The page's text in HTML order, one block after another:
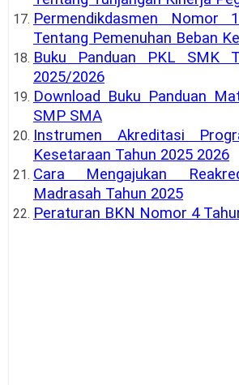
Permendikdasmen Nomor
Tentang Pemenuhan Beban
Buku Panduan PKL SMK
2025/2026
Download Buku Panduan
SMP SMA
Instrumen Akreditasi
Kesetaraan Tahun 2025 2026
Cara Mengajukan
Madrasah Tahun 2025
Peraturan BKN Nomor 4